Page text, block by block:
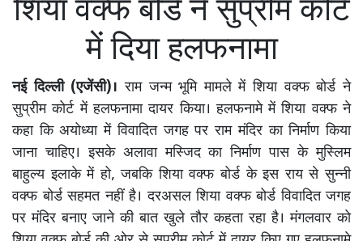
शिया वक्फ बोर्ड ने सुप्रीम कोर्ट
में दिया हलफनामा
नई दिल्ली (एजेंसी)। राम जन्म भूमि मामले में शिया वक्फ बोर्ड ने
सुप्रीम कोर्ट में हलफनामा दायर किया। हलफनामे में शिया वक्फ ने
कहा कि अयोध्या में विवादित जगह पर राम मंदिर का निर्माण किया
जाना चाहिए। इसके अलावा मस्जिद का निर्माण पास के मुस्लिम
बाहुल्य इलाके में हो, जबकि शिया वक्फ बोर्ड के इस राय से सुन्नी
वक्फ बोर्ड सहमत नहीं है। दरअसल शिया वक्फ बोर्ड विवादित जगह
पर मंदिर बनाए जाने की बात खुले तौर कहता रहा है। मंगलवार को